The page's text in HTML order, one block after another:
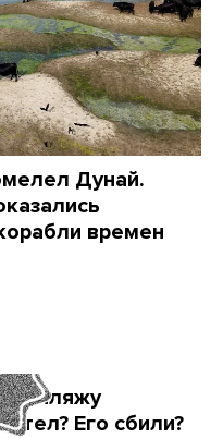
Дунай.
времен
по пляжу
Его сбили?